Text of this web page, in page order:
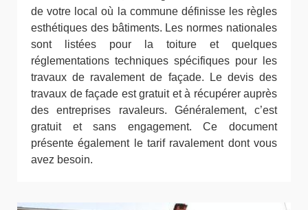
de votre local où la commune définisse les règles
esthétiques des bâtiments. Les normes nationales
sont listées pour la toiture et quelques
réglementations techniques spécifiques pour les
travaux de ravalement de façade. Le devis des
travaux de façade est gratuit et à récupérer auprès
des entreprises ravaleurs. Généralement, c’est
gratuit et sans engagement. Ce document
présente également le tarif ravalement dont vous
avez besoin.